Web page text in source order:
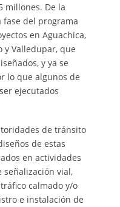
millones. De la
fase del programa
en Aguachica,
y Valledupar, que
y ya se
lo que algunos de
ejecutados
de tránsito
de estas
en actividades
vial,
calmado y/o
e instalación de